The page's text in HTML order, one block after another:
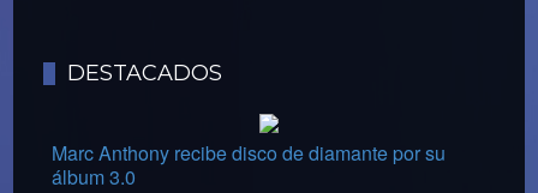
DESTACADOS
Marc Anthony recibe disco de diamante por su
álbum 3.0